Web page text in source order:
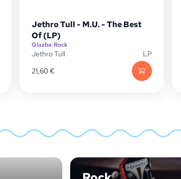
Jethro Tull - M.U. - The Best
Of (LP)
Glazba|Rock
Jethro Tull
LP
21,60€